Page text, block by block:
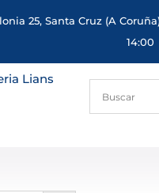
25, Santa Cruz (A
14:00